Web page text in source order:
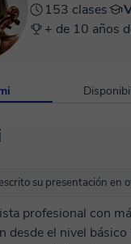
153 clases
+ de 10 años
su presentación en
profesional con
desde el nivel